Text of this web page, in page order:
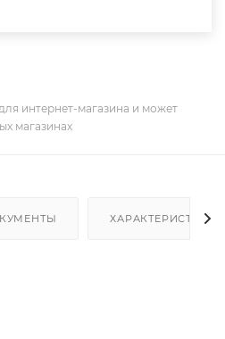
интернет-магазина и может
магазинах
ХАРАКТЕРИСТИКИ